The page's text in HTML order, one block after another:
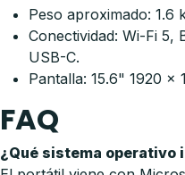
Peso aproximado: 1.6
Conectividad: Wi-Fi 5,
USB-C.
Pantalla: 15.6" 1920 x
FAQ
¿Qué sistema operativo